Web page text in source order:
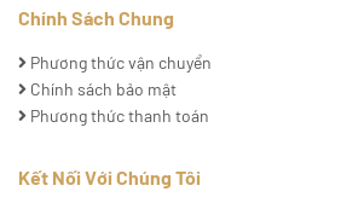
Chính Sách Chung
Phương thức vận chuyển
Chính sách bảo mật
Phương thức thanh toán
Kết Nối Với Chúng Tôi